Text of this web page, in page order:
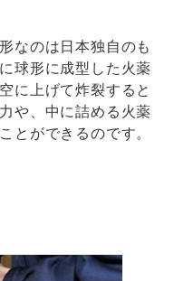
なのは日本独自のも
球形に成型した火薬
に上げて炸裂すると
や、中に詰める火薬
とができるのです。